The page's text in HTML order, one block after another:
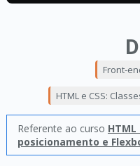
Front-
HTML e CSS:
Referente ao curso HTML
posicionamento e